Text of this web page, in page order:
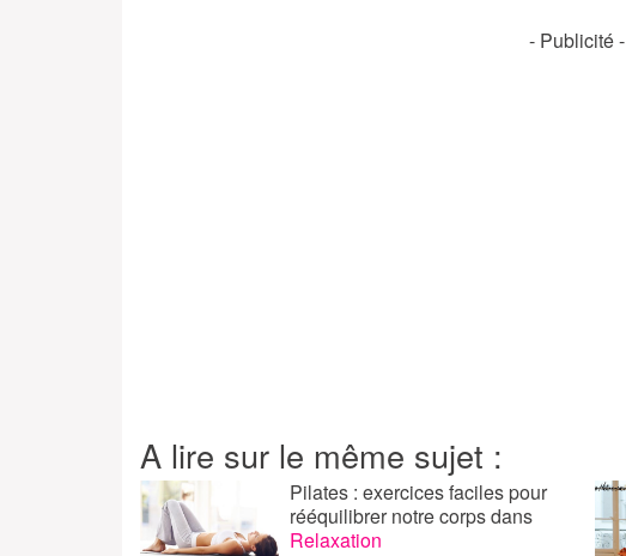
- Publicité -
A lire sur le même sujet :
Pilates : exercices faciles pour
rééquilibrer notre corpsdans
Relaxation